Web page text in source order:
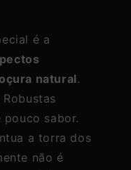
é a
natural.
sabor.
a torra dos
não é